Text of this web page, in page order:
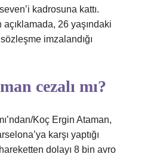
kadrosuna kattı.
açıklamada, 26 yaşındaki
imzalandığı
cezalı mı?
Koç Ergin Ataman,
karşı yaptığı
dolayı 8 bin avro